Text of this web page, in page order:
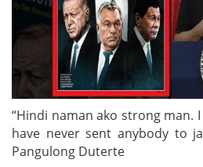
“Hindi naman ako strong man.
have never sent anybody to
Pangulong Duterte